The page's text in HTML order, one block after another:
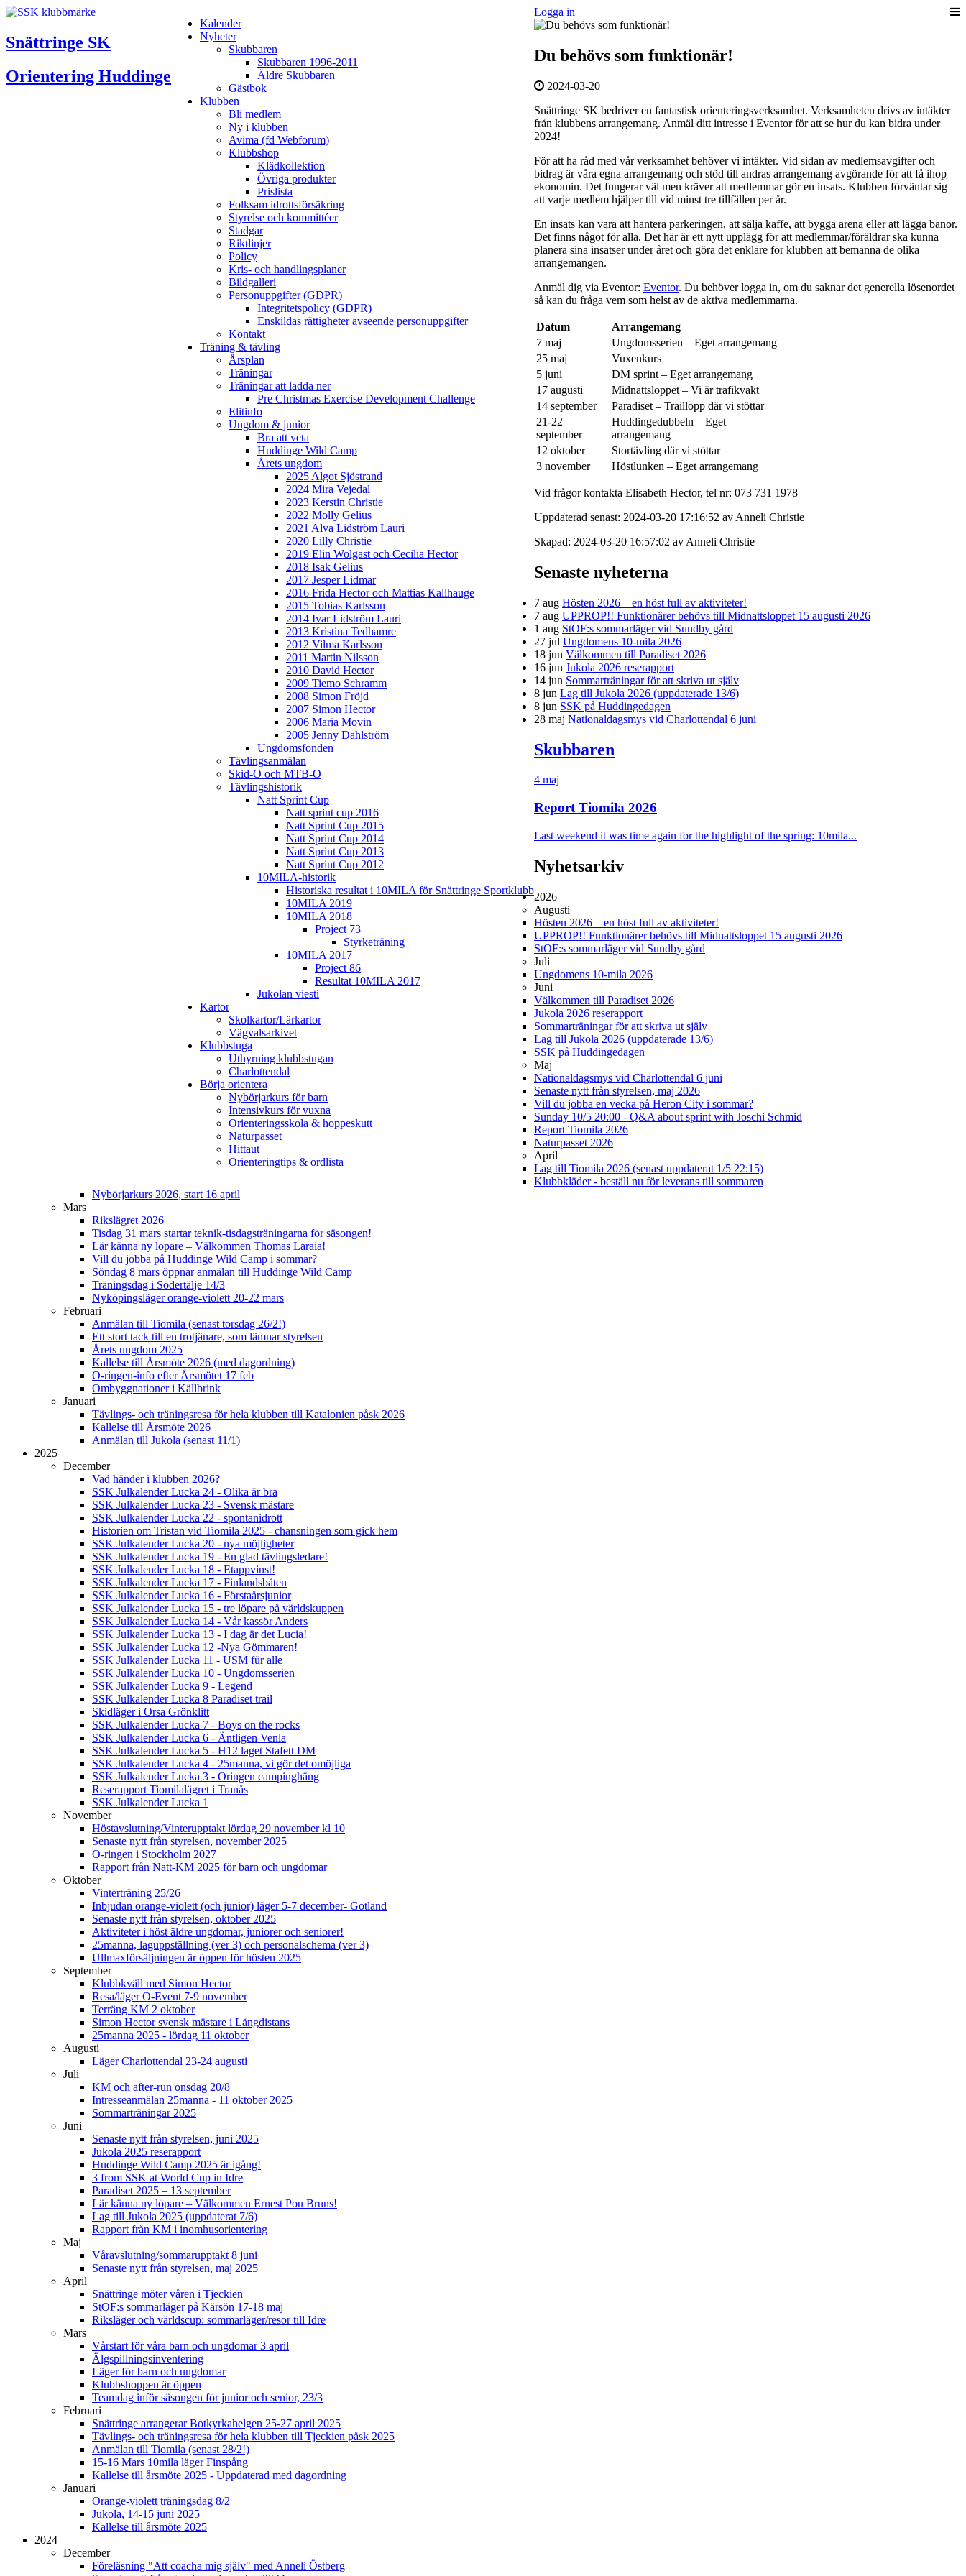
Logga in
Snättringe SK
Orientering Huddinge
Kalender
Nyheter
Skubbaren
Skubbaren 1996-2011
Äldre Skubbaren
Gästbok
Klubben
Bli medlem
Ny i klubben
Avima (fd Webforum)
Klubbshop
Klädkollektion
Övriga produkter
Prislista
Folksam idrottsförsäkring
Styrelse och kommittéer
Stadgar
Riktlinjer
Policy
Kris- och handlingsplaner
Bildgalleri
Personuppgifter (GDPR)
Integritetspolicy (GDPR)
Enskildas rättigheter avseende personuppgifter
Kontakt
Träning & tävling
Årsplan
Träningar
Träningar att ladda ner
Pre Christmas Exercise Development Challenge
Elitinfo
Ungdom & junior
Bra att veta
Huddinge Wild Camp
Årets ungdom
2025 Algot Sjöstrand
2024 Mira Vejedal
2023 Kerstin Christie
2022 Molly Gelius
2021 Alva Lidström Lauri
2020 Lilly Christie
2019 Elin Wolgast och Cecilia Hector
2018 Isak Gelius
2017 Jesper Lidmar
2016 Frida Hector och Mattias Kallhauge
2015 Tobias Karlsson
2014 Ivar Lidström Lauri
2013 Kristina Tedhamre
2012 Vilma Karlsson
2011 Martin Nilsson
2010 David Hector
2009 Tiemo Schramm
2008 Simon Fröjd
2007 Simon Hector
2006 Maria Movin
2005 Jenny Dahlström
Ungdomsfonden
Tävlingsanmälan
Skid-O och MTB-O
Tävlingshistorik
Natt Sprint Cup
Natt sprint cup 2016
Natt Sprint Cup 2015
Natt Sprint Cup 2014
Natt Sprint Cup 2013
Natt Sprint Cup 2012
10MILA-historik
Historiska resultat i 10MILA för Snättringe Sportklubb
10MILA 2019
10MILA 2018
Project 73
Styrketräning
10MILA 2017
Project 86
Resultat 10MILA 2017
Jukolan viesti
Kartor
Skolkartor/Lärkartor
Vägvalsarkivet
Klubbstuga
Uthyrning klubbstugan
Charlottendal
Börja orientera
Nybörjarkurs för barn
Intensivkurs för vuxna
Orienteringsskola & hoppeskutt
Naturpasset
Hittaut
Orienteringtips & ordlista
Du behövs som funktionär!
2024-03-20
Snättringe SK bedriver en fantastisk orienteringsverksamhet. Verksamheten drivs av intäkter
från klubbens arrangemang. Anmäl ditt intresse i Eventor för att se hur du kan bidra under
2024!
För att ha råd med vår verksamhet behöver vi intäkter. Vid sidan av medlemsavgifter och
bidrag är våra egna arrangemang och stöd till andras arrangemang avgörande för att få ihop
ekonomin. Det fungerar väl men kräver att medlemmar gör en insats. Klubben förväntar sig
att varje medlem hjälper till vid minst tre tillfällen per år.
En insats kan vara att hantera parkeringen, att sälja kaffe, att bygga arena eller att lägga banor.
Det finns något för alla. Det här är ett nytt upplägg för att medlemmar/föräldrar ska kunna
planera sina insatser under året och göra det enklare för klubben att bemanna de olika
arrangemangen.
Anmäl dig via Eventor: Eventor. Du behöver logga in, om du saknar det generella lösenordet
så kan du fråga vem som helst av de aktiva medlemmarna.
Datum
Arrangemang
7 maj
Ungdomsserien – Eget arrangemang
25 maj
Vuxenkurs
5 juni
DM sprint – Eget arrangemang
17 augusti
Midnattsloppet – Vi är trafikvakt
14 september
Paradiset – Traillopp där vi stöttar
21-22
september
Huddingedubbeln – Eget
arrangemang
12 oktober
Stortävling där vi stöttar
3 november
Höstlunken – Eget arrangemang
Vid frågor kontakta Elisabeth Hector, tel nr: 073 731 1978
Uppdaterad senast: 2024-03-20 17:16:52 av Anneli Christie
Skapad: 2024-03-20 16:57:02 av Anneli Christie
Senaste nyheterna
7 aug Hösten 2026 – en höst full av aktiviteter!
7 aug UPPROP!! Funktionärer behövs till Midnattsloppet 15 augusti 2026
1 aug StOF:s sommarläger vid Sundby gård
27 jul Ungdomens 10-mila 2026
18 jun Välkommen till Paradiset 2026
16 jun Jukola 2026 reserapport
14 jun Sommarträningar för att skriva ut själv
8 jun Lag till Jukola 2026 (uppdaterade 13/6)
8 jun SSK på Huddingedagen
28 maj Nationaldagsmys vid Charlottendal 6 juni
Skubbaren
4 maj
Report Tiomila 2026
Last weekend it was time again for the highlight of the spring: 10mila...
Nyhetsarkiv
2026
Augusti
Hösten 2026 – en höst full av aktiviteter!
UPPROP!! Funktionärer behövs till Midnattsloppet 15 augusti 2026
StOF:s sommarläger vid Sundby gård
Juli
Ungdomens 10-mila 2026
Juni
Välkommen till Paradiset 2026
Jukola 2026 reserapport
Sommarträningar för att skriva ut själv
Lag till Jukola 2026 (uppdaterade 13/6)
SSK på Huddingedagen
Maj
Nationaldagsmys vid Charlottendal 6 juni
Senaste nytt från styrelsen, maj 2026
Vill du jobba en vecka på Heron City i sommar?
Sunday 10/5 20:00 - Q&A about sprint with Joschi Schmid
Report Tiomila 2026
Naturpasset 2026
April
Lag till Tiomila 2026 (senast uppdaterat 1/5 22:15)
Klubbkläder - beställ nu för leverans till sommaren
Nybörjarkurs 2026, start 16 april
Mars
Rikslägret 2026
Tisdag 31 mars startar teknik-tisdagsträningarna för säsongen!
Lär känna ny löpare – Välkommen Thomas Laraia!
Vill du jobba på Huddinge Wild Camp i sommar?
Söndag 8 mars öppnar anmälan till Huddinge Wild Camp
Träningsdag i Södertälje 14/3
Nyköpingsläger orange-violett 20-22 mars
Februari
Anmälan till Tiomila (senast torsdag 26/2!)
Ett stort tack till en trotjänare, som lämnar styrelsen
Årets ungdom 2025
Kallelse till Årsmöte 2026 (med dagordning)
O-ringen-info efter Årsmötet 17 feb
Ombyggnationer i Källbrink
Januari
Tävlings- och träningsresa för hela klubben till Katalonien påsk 2026
Kallelse till Årsmöte 2026
Anmälan till Jukola (senast 11/1)
2025
December
Vad händer i klubben 2026?
SSK Julkalender Lucka 24 - Olika är bra
SSK Julkalender Lucka 23 - Svensk mästare
SSK Julkalender Lucka 22 - spontanidrott
Historien om Tristan vid Tiomila 2025 - chansningen som gick hem
SSK Julkalender Lucka 20 - nya möjligheter
SSK Julkalender Lucka 19 - En glad tävlingsledare!
SSK Julkalender Lucka 18 - Etappvinst!
SSK Julkalender Lucka 17 - Finlandsbåten
SSK Julkalender Lucka 16 - Förstaårsjunior
SSK Julkalender Lucka 15 - tre löpare på världskuppen
SSK Julkalender Lucka 14 - Vår kassör Anders
SSK Julkalender Lucka 13 - I dag är det Lucia!
SSK Julkalender Lucka 12 -Nya Gömmaren!
SSK Julkalender Lucka 11 - USM für alle
SSK Julkalender Lucka 10 - Ungdomsserien
SSK Julkalender Lucka 9 - Legend
SSK Julkalender Lucka 8 Paradiset trail
Skidläger i Orsa Grönklitt
SSK Julkalender Lucka 7 - Boys on the rocks
SSK Julkalender Lucka 6 - Äntligen Venla
SSK Julkalender Lucka 5 - H12 laget Stafett DM
SSK Julkalender Lucka 4 - 25manna, vi gör det omöjliga
SSK Julkalender Lucka 3 - Oringen campinghäng
Reserapport Tiomilalägret i Tranås
SSK Julkalender Lucka 1
November
Höstavslutning/Vinterupptakt lördag 29 november kl 10
Senaste nytt från styrelsen, november 2025
O-ringen i Stockholm 2027
Rapport från Natt-KM 2025 för barn och ungdomar
Oktober
Vinterträning 25/26
Inbjudan orange-violett (och junior) läger 5-7 december- Gotland
Senaste nytt från styrelsen, oktober 2025
Aktiviteter i höst äldre ungdomar, juniorer och seniorer!
25manna, laguppställning (ver 3) och personalschema (ver 3)
Ullmaxförsäljningen är öppen för hösten 2025
September
Klubbkväll med Simon Hector
Resa/läger O-Event 7-9 november
Terräng KM 2 oktober
Simon Hector svensk mästare i Långdistans
25manna 2025 - lördag 11 oktober
Augusti
Läger Charlottendal 23-24 augusti
Juli
KM och after-run onsdag 20/8
Intresseanmälan 25manna - 11 oktober 2025
Sommarträningar 2025
Juni
Senaste nytt från styrelsen, juni 2025
Jukola 2025 reserapport
Huddinge Wild Camp 2025 är igång!
3 from SSK at World Cup in Idre
Paradiset 2025 – 13 september
Lär känna ny löpare – Välkommen Ernest Pou Bruns!
Lag till Jukola 2025 (uppdaterat 7/6)
Rapport från KM i inomhusorientering
Maj
Våravslutning/sommarupptakt 8 juni
Senaste nytt från styrelsen, maj 2025
April
Snättringe möter våren i Tjeckien
StOF:s sommarläger på Kärsön 17-18 maj
Riksläger och världscup: sommarläger/resor till Idre
Mars
Vårstart för våra barn och ungdomar 3 april
Älgspillningsinventering
Läger för barn och ungdomar
Klubbshoppen är öppen
Teamdag inför säsongen för junior och senior, 23/3
Februari
Snättringe arrangerar Botkyrkahelgen 25-27 april 2025
Tävlings- och träningsresa för hela klubben till Tjeckien påsk 2025
Anmälan till Tiomila (senast 28/2!)
15-16 Mars 10mila läger Finspång
Kallelse till årsmöte 2025 - Uppdaterad med dagordning
Januari
Orange-violett träningsdag 8/2
Jukola, 14-15 juni 2025
Kallelse till årsmöte 2025
2024
December
Föreläsning "Att coacha mig själv" med Anneli Östberg